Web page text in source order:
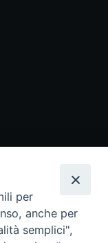
per
anche per
semplici",